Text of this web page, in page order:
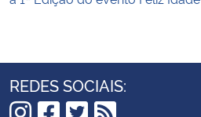
REDES SOCIAIS: